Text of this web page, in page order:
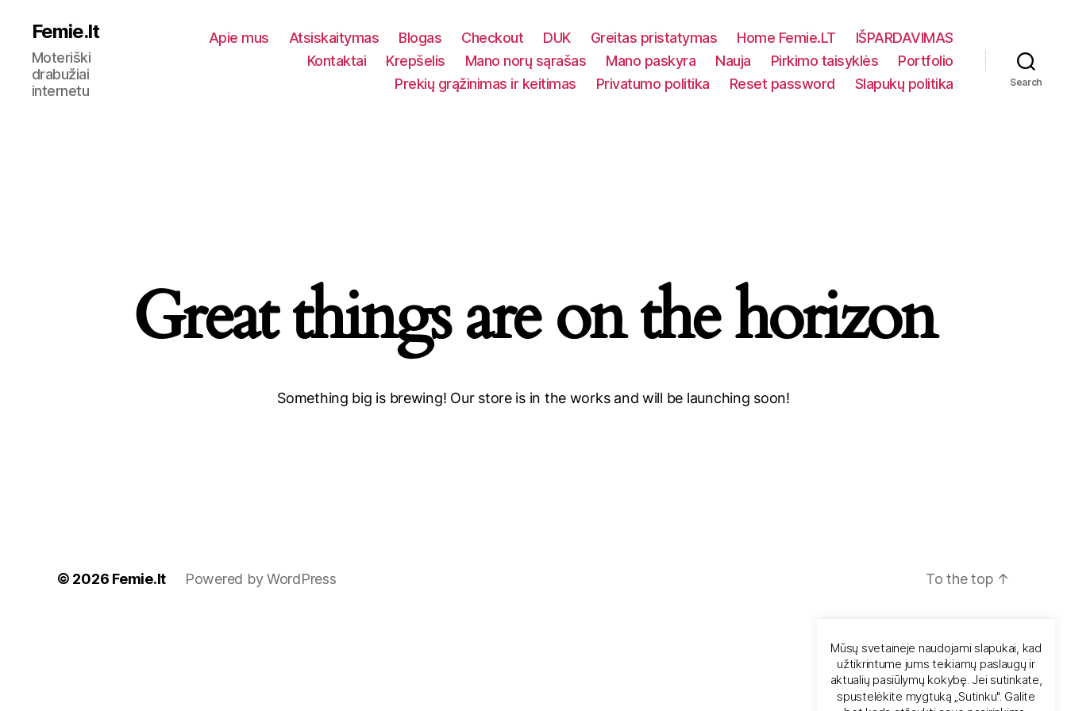
Femie.lt
Moteriški
drabužiai
internetu
Apie mus Atsiskaitymas Blogas Checkout DUK Greitas pristatymas Home Femie.LT
IŠPARDAVIMAS
Kontaktai
Krepšelis Mano norų sąrašas Mano paskyra Nauja Pirkimo taisyklės
Portfolio
Prekių grąžinimas ir keitimas
Privatumo politika Reset password Slapukų politika Search
Great things are on the horizon
Something big is brewing! Our store is in the works and will be launching soon!
© 2026 Femie.lt Powered by WordPress To the top ↑
Mūsų svetainėje naudojami slapukai, kad
užtikrintume jums teikiamų paslaugų ir
aktualių pasiūlymų kokybę. Jei sutinkate,
spustelėkite mygtuką „Sutinku". Galite